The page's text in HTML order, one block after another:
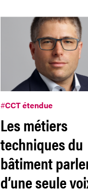
#CCT étendue
Les métiers
techniques du
bâtiment
d’une seule